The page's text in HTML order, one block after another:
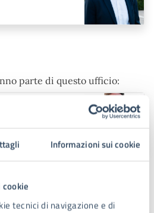
Informazioni sui cookie
tecnici di navigazione e di
parte di questo ufficio: